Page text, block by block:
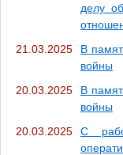
делу
21.03.2025
В
войны
20.03.2025
В
войны
20.03.2025
С